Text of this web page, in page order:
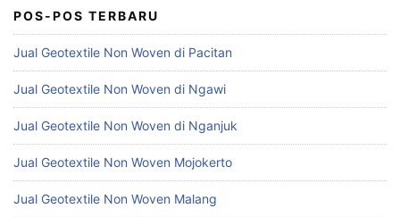
POS-POS TERBARU
Jual Geotextile Non Woven di Pacitan
Jual Geotextile Non Woven di Ngawi
Jual Geotextile Non Woven di Nganjuk
Jual Geotextile Non Woven Mojokerto
Jual Geotextile Non Woven Malang